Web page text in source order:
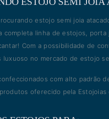
estojo semi joia
completa linha de estojos,
Com a possibilidade de
luxuoso no mercado de estojo
com alto padrão
oferecido pela